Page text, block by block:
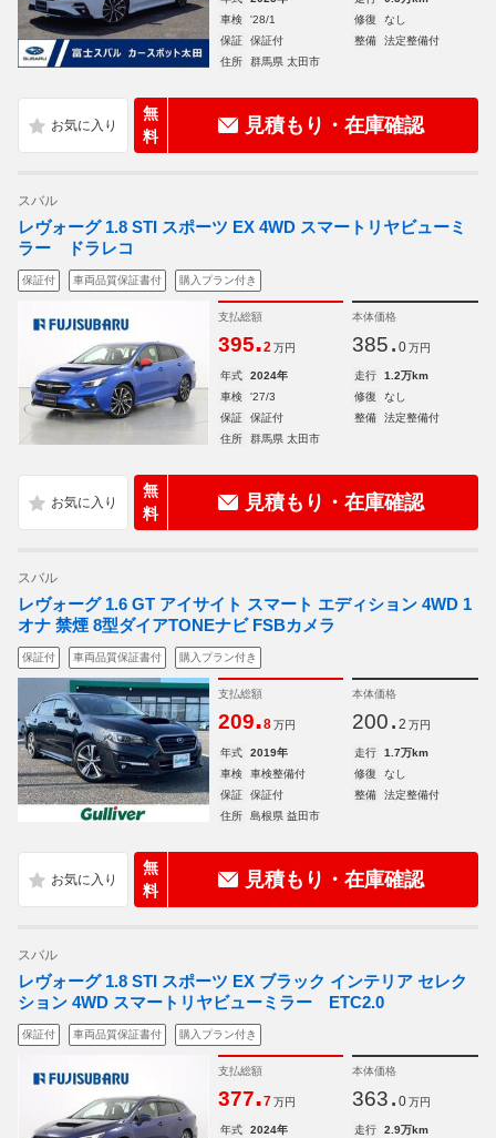
車検
'28/1 修復
なし
保証
保証付 整備
法定整備付
住所
群馬県 太田市
無
料
見積もり・在庫確認
スバル
レヴォーグ 1.8 STI スポーツ EX 4WD スマートリヤビューミ
ラー ドラレコ
保証付 車両品質保証書付 購入プラン付き
支払総額
395.2 万円
本体価格
385. 0 万円
年式 2024年 走行
1.2万km
車検
'27/3 修復
なし
保証
保証付 整備
法定整備付
住所
群馬県 太田市
無
料
見積もり・在庫確認
スバル
レヴォーグ 1.6 GT アイサイト スマート エディション 4WD 1
オナ 禁煙 8型ダイアTONEナビ FSBカメラ
保証付 車両品質保証書付 購入プラン付き
支払総額
209.8 万円
本体価格
200. 2 万円
年式 2019年 走行
1.7万km
車検
車検整備付 修復
なし
保証
保証付 整備
法定整備付
住所
島根県 益田市
無
料
見積もり・在庫確認
スバル
レヴォーグ 1.8 STI スポーツ EX ブラック インテリア セレク
ション 4WD スマートリヤビューミラー ETC2.0
保証付 車両品質保証書付 購入プラン付き
支払総額
377.7 万円
本体価格
363. 0 万円
年式 2024年 走行
2.9万km